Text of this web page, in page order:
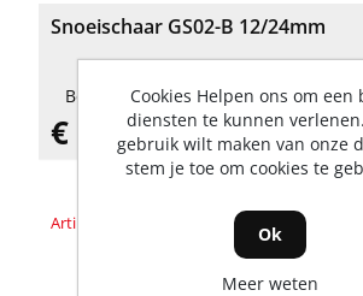
Snoeischaar GS02-B 12/24mm
Beschikbaarheid: 5 Op voorraad
€ 16,44 incl. BTW
Artikelnummer: 7540000011
Cookies Helpen ons om een
diensten te kunnen
gebruik wilt maken van onze
stem je toe om cookies te
Ok
Meer weten